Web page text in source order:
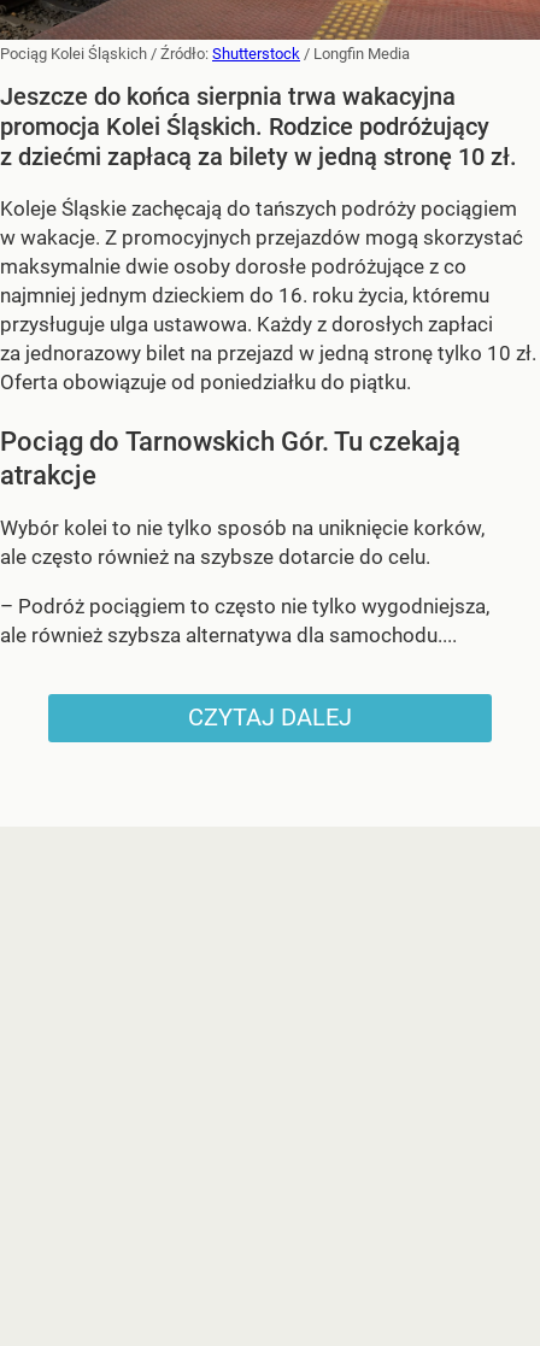
Pociąg Kolei Śląskich / Źródło: Shutterstock / Longfin Media
Jeszcze do końca sierpnia trwa wakacyjna
promocja Kolei Śląskich. Rodzice podróżujący
z dziećmi zapłacą za bilety w jedną stronę 10 zł.
Koleje Śląskie zachęcają do tańszych podróży pociągiem
w wakacje. Z promocyjnych przejazdów mogą skorzystać
maksymalnie dwie osoby dorosłe podróżujące z co
najmniej jednym dzieckiem do 16. roku życia, któremu
przysługuje ulga ustawowa. Każdy z dorosłych zapłaci
za jednorazowy bilet na przejazd w jedną stronę tylko 10 zł.
Oferta obowiązuje od poniedziałku do piątku.
Pociąg do Tarnowskich Gór. Tu czekają
atrakcje
Wybór kolei to nie tylko sposób na uniknięcie korków,
ale często również na szybsze dotarcie do celu.
– Podróż pociągiem to często nie tylko wygodniejsza,
ale również szybsza alternatywa dla samochodu....
CZYTAJ DALEJ